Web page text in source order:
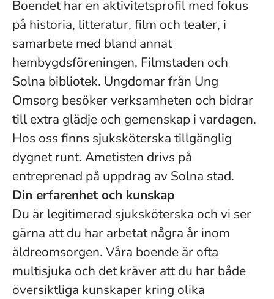
Boendet har en aktivitetsprofil med fokus
på historia, litteratur, film och teater, i
samarbete med bland annat
hembygdsföreningen, Filmstaden och
Solna bibliotek. Ungdomar från Ung
Omsorg besöker verksamheten och bidrar
till extra glädje och gemenskap i vardagen.
Hos oss finns sjuksköterska tillgänglig
dygnet runt. Ametisten drivs på
entreprenad på uppdrag av Solna stad.
Din erfarenhet och kunskap
Du är legitimerad sjuksköterska och vi ser
gärna att du har arbetat några år inom
äldreomsorgen. Våra boende är ofta
multisjuka och det kräver att du har både
översiktliga kunskaper kring olika